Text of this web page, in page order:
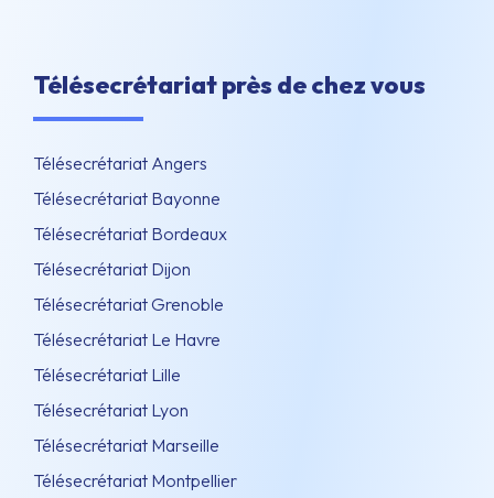
Télésecrétariat près de chez vous
Télésecrétariat Angers
Télésecrétariat Bayonne
Télésecrétariat Bordeaux
Télésecrétariat Dijon
Télésecrétariat Grenoble
Télésecrétariat Le Havre
Télésecrétariat Lille
Télésecrétariat Lyon
Télésecrétariat Marseille
Télésecrétariat Montpellier